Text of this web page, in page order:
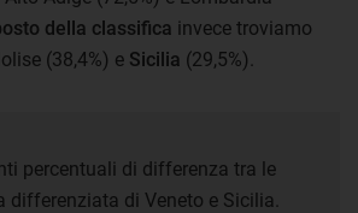
della classifica invece troviamo
(38,4%) e Sicilia (29,5%).
percentuali di differenza tra le
differenziata di Veneto e Sicilia.